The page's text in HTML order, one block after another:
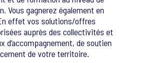
Vous gagnerez également en
effet vos solutions/offres
auprès des collectivités et
d’accompagnement, de soutien
de votre territoire.